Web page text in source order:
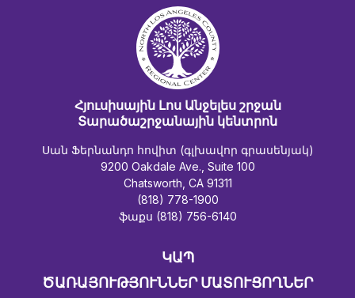
Հյուսիսային Լոս Անջելես շրջան
Տարածաշրջանային կենտրոն
Սան Ֆերնանդո հովիտ (գլխավոր գրասենյակ)
9200 Oakdale Ave., Suite 100
Chatsworth, CA 91311
(818) 778-1900
ֆաքս (818) 756-6140
ԿԱՊ
ԾԱՌԱՅՈՒԹՅՈՒՆՆԵՐ ՄԱՏՈՒՑՈՂՆԵՐ